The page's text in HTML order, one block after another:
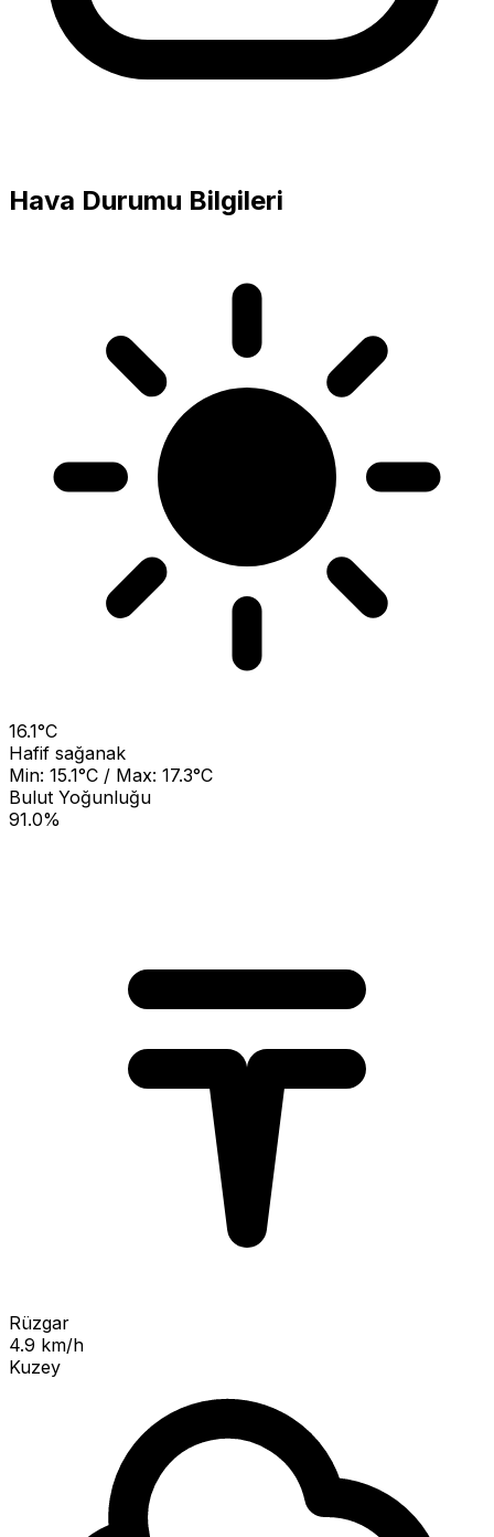
Hava Durumu Bilgileri
16.1°C
Hafif sağanak
Min: 15.1°C / Max: 17.3°C
Bulut Yoğunluğu
91.0%
Rüzgar
4.9 km/h
Kuzey